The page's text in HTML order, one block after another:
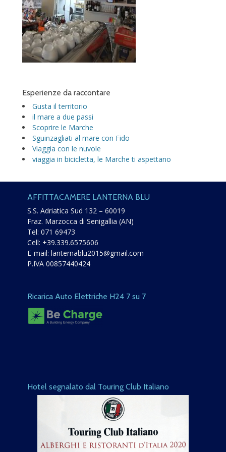
Esperienze da raccontare
Gusta il territorio
il mare a due passi
Scoprire le Marche
Sguinzagliati al mare con Fido
Viaggia con le nuvole
viaggia in bicicletta, le Marche ti aspettano
AFFITTACAMERE LANTERNA BLU
S.S. Adriatica Sud 132 – 60019
Fraz. Marzocca di Senigallia (AN)
Tel: 071 69473
Cell: +39.339.6575606
E-mail: lanternablu2015@gmail.com
P.IVA 00857440424
Ricarica Auto Elettriche H24 7 su 7
Hotel segnalato dal Touring Club Italiano